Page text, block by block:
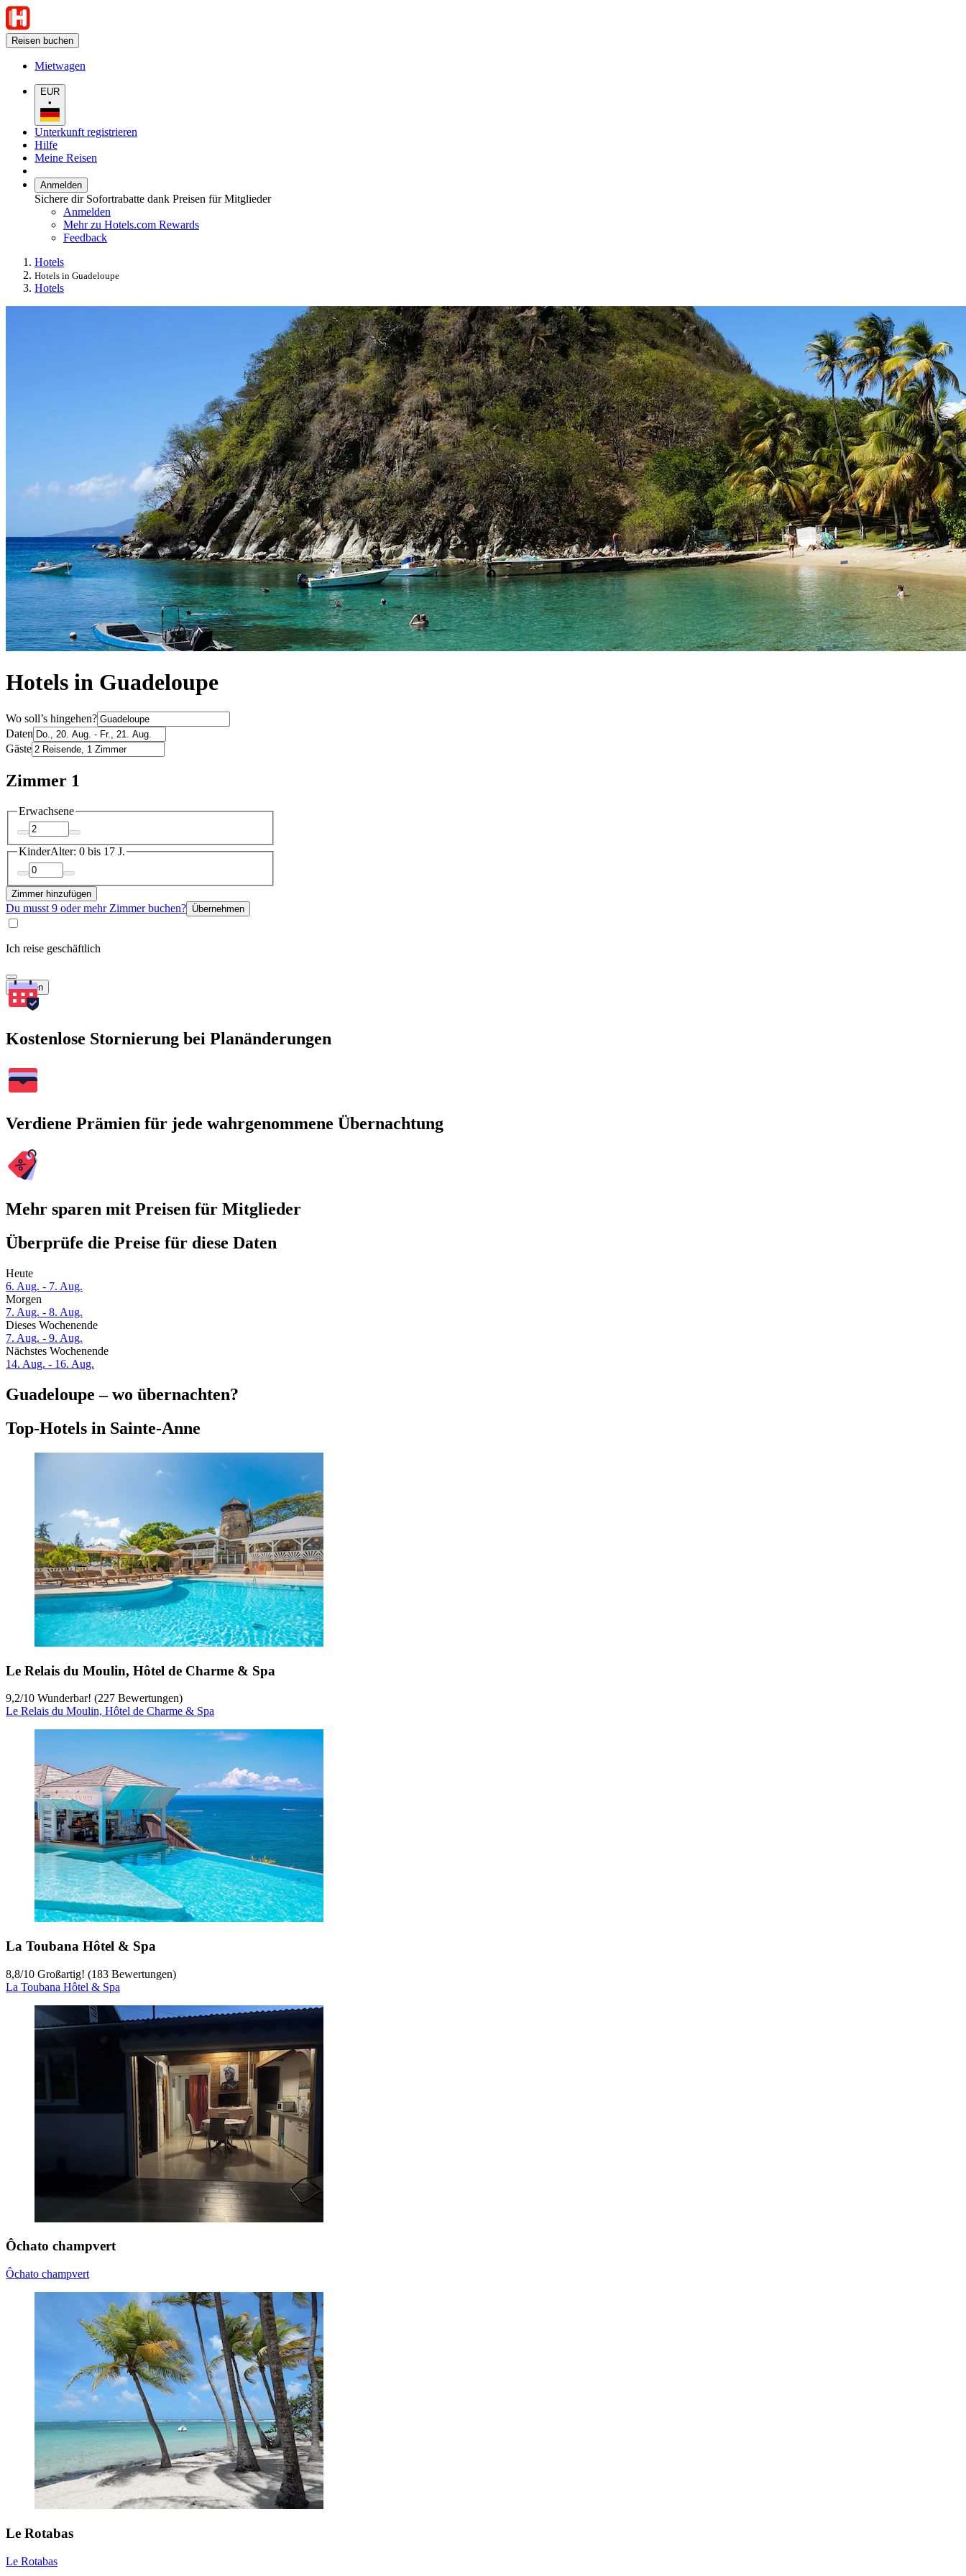
Reisen buchen
Mietwagen
EUR
•
Unterkunft registrieren
Hilfe
Meine Reisen
Anmelden
Sichere dir Sofortrabatte dank Preisen für Mitglieder
Anmelden
Mehr zu Hotels.com Rewards
Feedback
Hotels
Hotels in Guadeloupe
Hotels
Hotels in Guadeloupe
Wo soll’s hingehen?
Daten
Gäste
Zimmer 1
Erwachsene
KinderAlter: 0 bis 17 J.
Zimmer hinzufügen
Du musst 9 oder mehr Zimmer buchen? Übernehmen
Ich reise geschäftlich
Suchen
Kostenlose Stornierung bei Planänderungen
Verdiene Prämien für jede wahrgenommene Übernachtung
Mehr sparen mit Preisen für Mitglieder
Überprüfe die Preise für diese Daten
Heute
6. Aug. - 7. Aug.
Morgen
7. Aug. - 8. Aug.
Dieses Wochenende
7. Aug. - 9. Aug.
Nächstes Wochenende
14. Aug. - 16. Aug.
Guadeloupe – wo übernachten?
Top-Hotels in Sainte-Anne
Le Relais du Moulin, Hôtel de Charme & Spa
9,2/10 Wunderbar! (227 Bewertungen)
Le Relais du Moulin, Hôtel de Charme & Spa
La Toubana Hôtel & Spa
8,8/10 Großartig! (183 Bewertungen)
La Toubana Hôtel & Spa
Ôchato champvert
Ôchato champvert
Le Rotabas
Le Rotabas